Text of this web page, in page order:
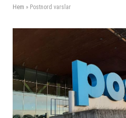
Hem » Postnord varslar